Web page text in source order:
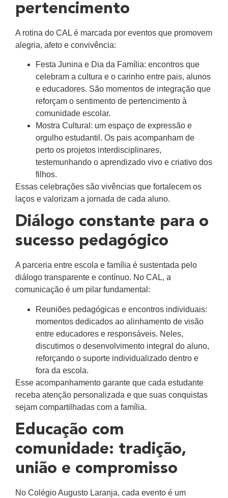
pertencimento
A rotina do CAL é marcada por eventos que promovem
alegria, afeto e convivência:
Festa Junina e Dia da Família: encontros que
celebram a cultura e o carinho entre pais, alunos
e educadores. São momentos de integração que
reforçam o sentimento de pertencimento à
comunidade escolar.
Mostra Cultural: um espaço de expressão e
orgulho estudantil. Os pais acompanham de
perto os projetos interdisciplinares,
testemunhando o aprendizado vivo e criativo dos
filhos.
Essas celebrações são vivências que fortalecem os
laços e valorizam a jornada de cada aluno.
Diálogo constante para o
sucesso pedagógico
A parceria entre escola e família é sustentada pelo
diálogo transparente e contínuo. No CAL, a
comunicação é um pilar fundamental:
Reuniões pedagógicas e encontros individuais:
momentos dedicados ao alinhamento de visão
entre educadores e responsáveis. Neles,
discutimos o desenvolvimento integral do aluno,
reforçando o suporte individualizado dentro e
fora da escola.
Esse acompanhamento garante que cada estudante
receba atenção personalizada e que suas conquistas
sejam compartilhadas com a família.
Educação com
comunidade: tradição,
união e compromisso
No Colégio Augusto Laranja, cada evento é um